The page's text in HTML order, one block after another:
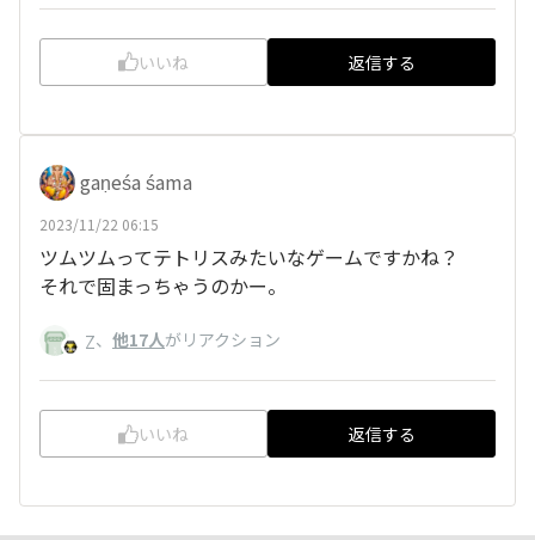
いいね 返信する
gaṇeśa śama
2023/11/22 06:15
ツムツムってテトリスみたいなゲームですかね？
それで固まっちゃうのかー。
Z、 他17人がリアクション
いいね 返信する